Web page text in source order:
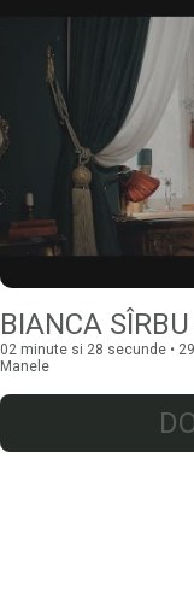
02 minute si 28 secunde •
Manele